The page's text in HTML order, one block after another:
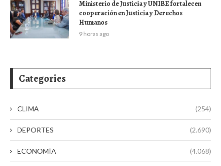
Ministerio de Justicia y UNIBE fortalecen
cooperación en Justicia y Derechos
Humanos
9 horas ago
Categories
CLIMA (254)
DEPORTES (2.690)
ECONOMÍA (4.068)